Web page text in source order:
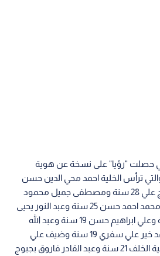
حصلت "رؤيا" على نسخة عن هوية
ترأس الخلية احمد محي الدين حسن
22 عاما ومحمد ابراهيم حاج علي 28 سنة ومصطفى جميل محمود
المحاميد 22 سنة وحسان محمد احمد حسن 25 سنة وعبد النور يحيى
مصطفى المحاميد 21 سنة وعلي ابراهيم حسن 19 سنة وعبد الله
علي عبد الله 31 سنة ومحمد خير علي سفري 19 سنة وضيف علي
خضر 21 سنة ويوسف عطية الخلف 21 سنة وعبد القادر فاروق بجبوج